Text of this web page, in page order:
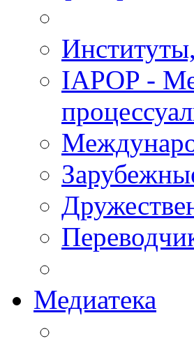
IAPOP -
Медиатека